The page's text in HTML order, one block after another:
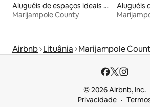
Aluguéis de espaços ideais para famílias
Marijampole County
Aluguéis
Airbnb Lituânia Marijampole
© 2026 Airbnb, Inc.
Privacidade